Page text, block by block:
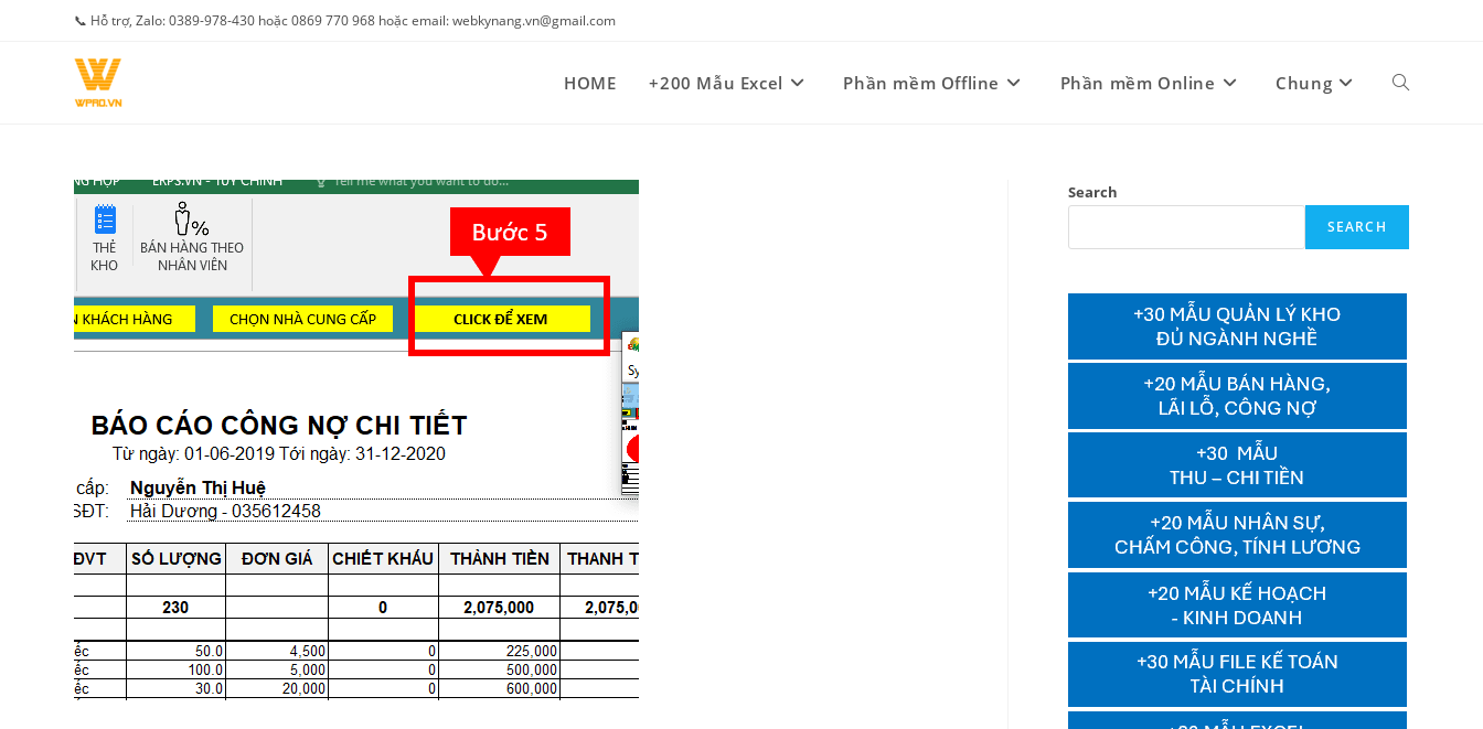
📞 Hỗ trợ, Zalo: 0389-978-430 hoặc 0869 770 968 hoặc email: webkynang.vn@gmail.com
HOME +200 Mẫu Excel Phần mềm Offline Phần mềm Online Chung Toggle
search
Search
SEARCH